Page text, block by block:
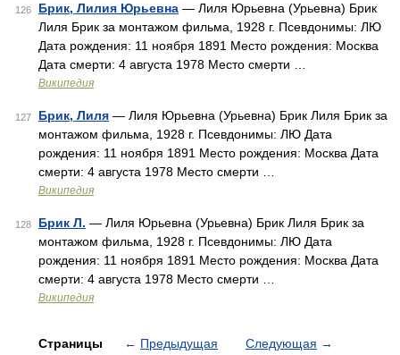
126 Брик, Лилия Юрьевна — Лиля Юрьевна (Урьевна) Брик
Лиля Брик за монтажом фильма, 1928 г. Псевдонимы: ЛЮ
Дата рождения: 11 ноября 1891 Место рождения: Москва
Дата смерти: 4 августа 1978 Место смерти …
Википедия
127 Брик, Лиля — Лиля Юрьевна (Урьевна) Брик Лиля Брик за
монтажом фильма, 1928 г. Псевдонимы: ЛЮ Дата
рождения: 11 ноября 1891 Место рождения: Москва Дата
смерти: 4 августа 1978 Место смерти …
Википедия
128 Брик Л. — Лиля Юрьевна (Урьевна) Брик Лиля Брик за
монтажом фильма, 1928 г. Псевдонимы: ЛЮ Дата
рождения: 11 ноября 1891 Место рождения: Москва Дата
смерти: 4 августа 1978 Место смерти …
Википедия
Страницы ← Предыдущая Следующая →